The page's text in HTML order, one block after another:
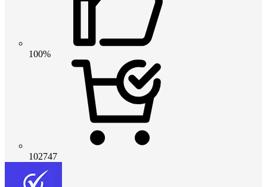
100%
102747